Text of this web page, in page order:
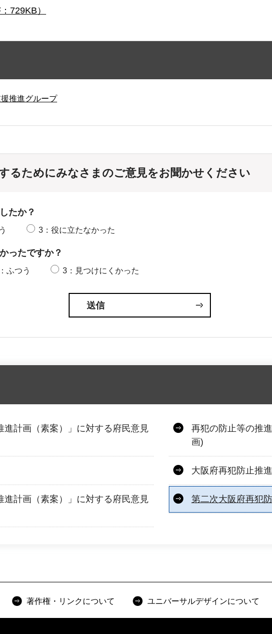
729KB）
推進グループ
るためにみなさまのご意見をお聞かせください
たか？
3：役に立たなかった
ったですか？
ふつう 3：見つけにくかった
進計画（素案）」に対する府民意見
再犯の防止等の推
画)
大阪府再犯防止推
進計画（素案）」に対する府民意見
第二次大阪府再犯
著作権・リンクについて ユニバーサルデザインについて